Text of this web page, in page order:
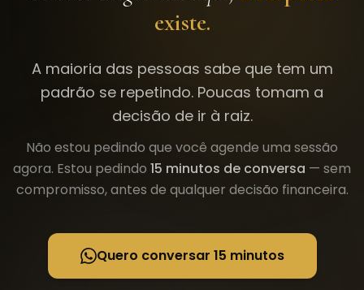
existe.
A maioria das pessoas sabe que tem um
padrão se repetindo. Poucas tomam a
decisão de ir à raiz.
Não estou pedindo que você agende uma sessão
agora. Estou pedindo 15 minutos de conversa — sem
compromisso, antes de qualquer decisão financeira.
Quero conversar 15 minutos